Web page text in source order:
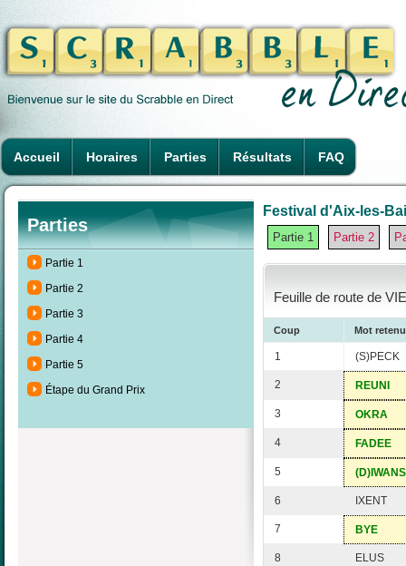
Accueil Horaires Parties Résultats FAQ
Parties
Partie 1
Partie 2
Partie 3
Partie 4
Partie 5
Étape du Grand Prix
Festival d'Aix-les-
Partie 1 Partie 2
Feuille de route de
Coup Mot retenu
1 (S)PECK
2 REUNI
3 OKRA
4 FADEE
5 (D)IWANS
6 IXENT
7 BYE
8 ELUS